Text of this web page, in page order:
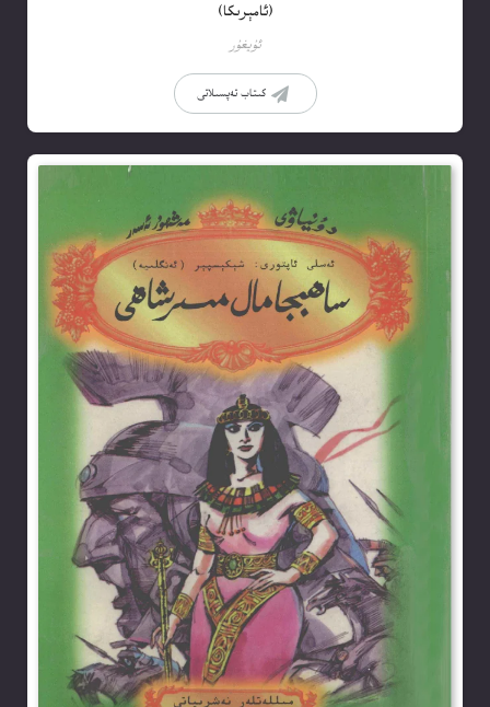
(ئامېرىكا)
ئۇيغۇر
كىتاب تەپسىلاتى